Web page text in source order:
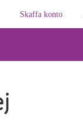
Skaffa konto